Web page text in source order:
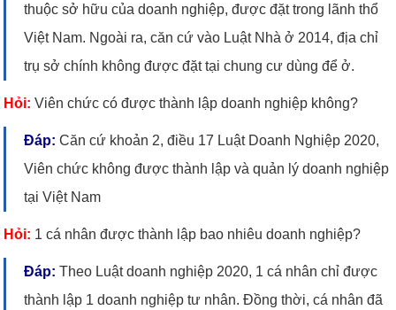
thuộc sở hữu của doanh nghiệp, được đặt trong lãnh thổ
Việt Nam. Ngoài ra, căn cứ vào Luật Nhà ở 2014, địa chỉ
trụ sở chính không được đặt tại chung cư dùng để ở.
Hỏi: Viên chức có được thành lập doanh nghiệp không?
Đáp: Căn cứ khoản 2, điều 17 Luật Doanh Nghiệp 2020,
Viên chức không được thành lập và quản lý doanh nghiệp
tại Việt Nam
Hỏi: 1 cá nhân được thành lập bao nhiêu doanh nghiệp?
Đáp: Theo Luật doanh nghiệp 2020, 1 cá nhân chỉ được
thành lập 1 doanh nghiệp tư nhân. Đồng thời, cá nhân đã